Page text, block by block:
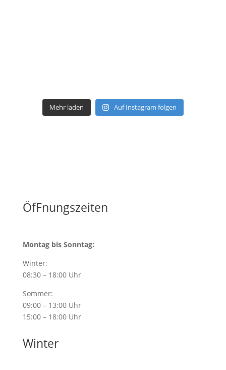
Mehr laden Auf Instagram folgen
ÖfFnungszeiten
Montag bis Sonntag:
Winter:
08:30 – 18:00 Uhr
Sommer:
09:00 – 13:00 Uhr
15:00 – 18:00 Uhr
Winter